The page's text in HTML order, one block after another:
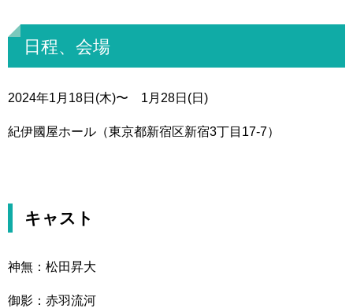
日程、会場
2024年1月18日(木)〜 1月28日(日)
紀伊國屋ホール（東京都新宿区新宿3丁目17-7）
キャスト
神無：松田昇大
御影：赤羽流河